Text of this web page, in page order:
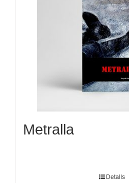
Metralla
Detalls